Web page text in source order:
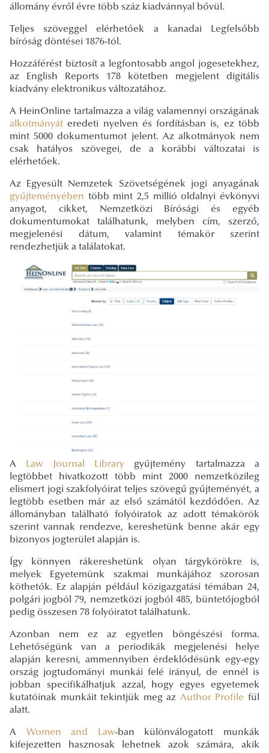
állomány évről évre több száz kiadvánnyal bővül.
Teljes szöveggel elérhetőek a kanadai Legfelsőbb
bíróság döntései 1876-tól.
Hozzáférést biztosít a legfontosabb angol jogesetekhez,
az English Reports 178 kötetben megjelent digitális
kiadvány elektronikus változatához.
A HeinOnline tartalmazza a világ valamennyi országának
alkotmányát eredeti nyelven és fordításban is, ez több
mint 5000 dokumentumot jelent. Az alkotmányok nem
csak hatályos szövegei, de a korábbi változatai is
elérhetőek.
Az Egyesült Nemzetek Szövetségének jogi anyagának
gyűjteményében több mint 2,5 millió oldalnyi évkönyvi
anyagot, cikket, Nemzetközi Bírósági és egyéb
dokumentumokat találhatunk, melyben cím, szerző,
megjelenési dátum, valamint témakör szerint
rendezhetjük a találatokat.
A Law Journal Library gyűjtemény tartalmazza a
legtöbbet hivatkozott több mint 2000 nemzetközileg
elismert jogi szakfolyóirat teljes szövegű gyűjteményét, a
legtöbb esetben már az első számától kezdődően. Az
állományban található folyóiratok az adott témakörök
szerint vannak rendezve, kereshetünk benne akár egy
bizonyos jogterület alapján is.
Így könnyen rákereshetünk olyan tárgykörökre is,
melyek Egyetemünk szakmai munkájához szorosan
köthetők. Ez alapján például közigazgatási témában 24,
polgári jogból 79, nemzetközi jogból 485, büntetőjogból
pedig összesen 78 folyóiratot találhatunk.
Azonban nem ez az egyetlen böngészési forma.
Lehetőségünk van a periodikák megjelenési helye
alapján keresni, ammennyiben érdeklődésünk egy-egy
ország jogtudományi munkái felé irányul, de ennél is
jobban specifikálhatjuk azzal, hogy egyes egyetemek
kutatóinak munkáit tekintjük meg az Author Profile fül
alatt.
A Women and Law-ban különválogatott munkák
kifejezetten hasznosak lehetnek azok számára, akik